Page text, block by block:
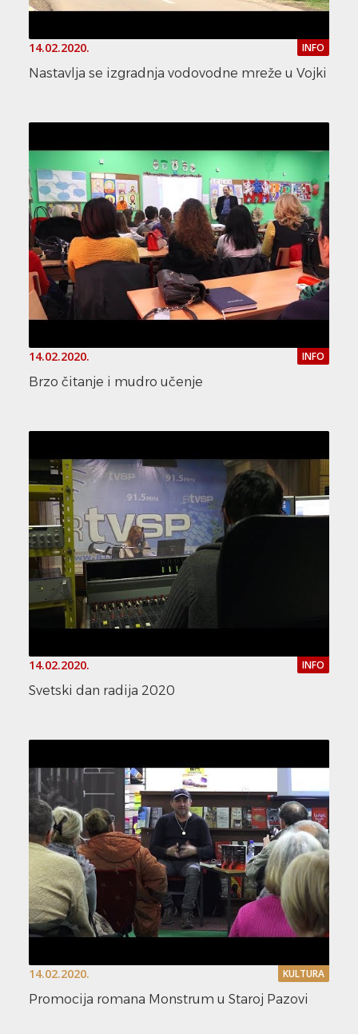
14.02.2020. INFO
Nastavlja se izgradnja vodovodne mreže u Vojki
14.02.2020. INFO
Brzo čitanje i mudro učenje
14.02.2020. INFO
Svetski dan radija 2020
14.02.2020. KULTURA
Promocija romana Monstrum u Staroj Pazovi